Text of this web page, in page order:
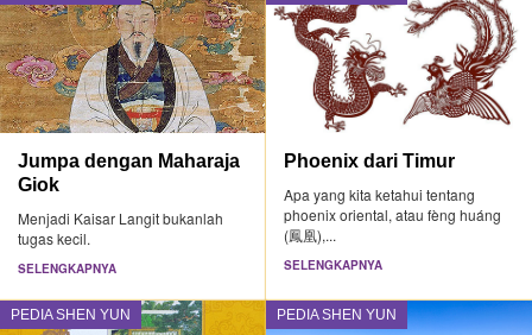
Jumpa dengan Maharaja
Giok
Menjadi Kaisar Langit bukanlah
tugas kecil.
SELENGKAPNYA
Phoenix dari Timur
Apa yang kita ketahui tentang
phoenix oriental, atau fèng huáng
(鳳凰),...
SELENGKAPNYA
PEDIA SHEN YUN PEDIA SHEN YUN